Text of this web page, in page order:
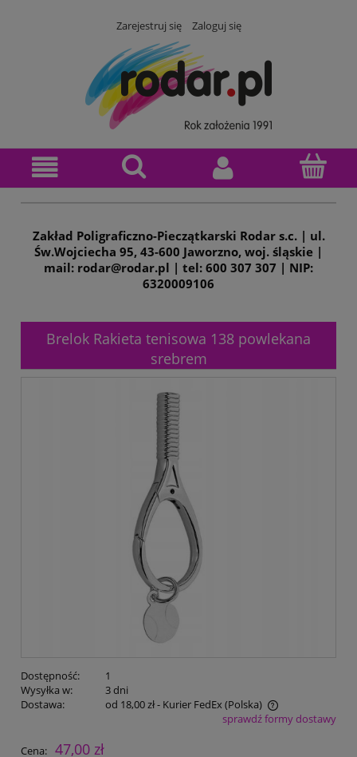
Zarejestruj się Zaloguj się
Zakład Poligraficzno-Pieczątkarski Rodar s.c. | ul.
Św.Wojciecha 95, 43-600 Jaworzno, woj. śląskie |
mail: rodar@rodar.pl | tel: 600 307 307 | NIP:
6320009106
Brelok Rakieta tenisowa 138 powlekana
srebrem
Dostępność:
1
Wysyłka w:
3 dni
Dostawa:
od 18,00 zł- Kurier FedEx(Polska)
Cena nie zawiera ewentualnych kosztów płatnościsprawdź formy dostawy
Cena: 47,00 zł